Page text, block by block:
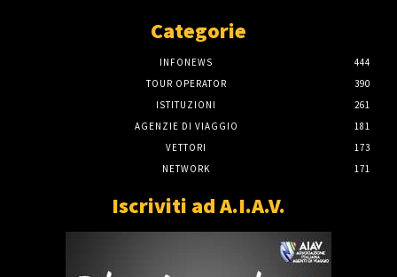
Categorie
INFONEWS
444
TOUR OPERATOR
390
ISTITUZIONI
261
AGENZIE DI VIAGGIO
181
VETTORI
173
NETWORK
171
Iscriviti ad A.I.A.V.